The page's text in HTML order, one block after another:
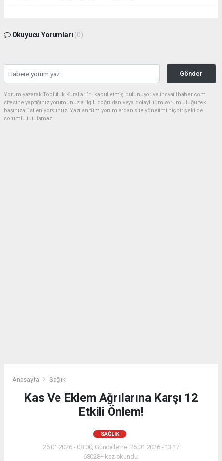
Okuyucu Yorumları (0)
Gönder
Yorum yazarak Topluluk Kuralları’nı kabul etmiş bulunuyor ve inovatifhaber.com
sitesine yaptığınız yorumunuzla ilgili doğrudan veya dolaylı tüm sorumluluğu tek
başınıza üstleniyorsunuz. Yazılan tüm yorumlardan site yönetimi hiçbir şekilde
sorumlu tutulamaz.
Anasayfa Sağlık
Kas Ve Eklem Ağrılarına Karşı 12
Etkili Önlem!
SAĞLIK
26.01.2026 - 08:00, Güncelleme: 26.01.2026 - 13:17
68028+ kez okundu.